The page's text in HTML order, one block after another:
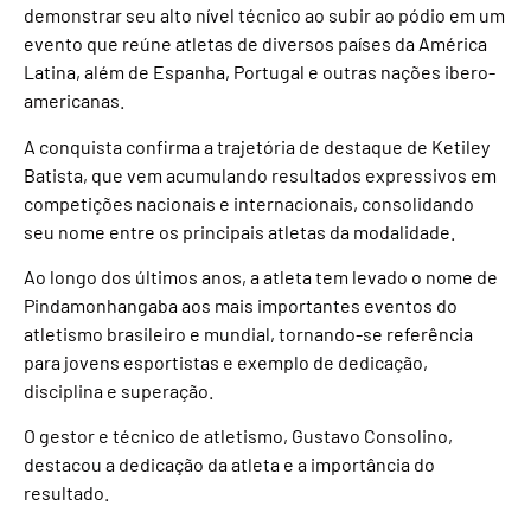
demonstrar seu alto nível técnico ao subir ao pódio em um
evento que reúne atletas de diversos países da América
Latina, além de Espanha, Portugal e outras nações ibero-
americanas.
A conquista confirma a trajetória de destaque de Ketiley
Batista, que vem acumulando resultados expressivos em
competições nacionais e internacionais, consolidando
seu nome entre os principais atletas da modalidade.
Ao longo dos últimos anos, a atleta tem levado o nome de
Pindamonhangaba aos mais importantes eventos do
atletismo brasileiro e mundial, tornando-se referência
para jovens esportistas e exemplo de dedicação,
disciplina e superação.
O gestor e técnico de atletismo, Gustavo Consolino,
destacou a dedicação da atleta e a importância do
resultado.